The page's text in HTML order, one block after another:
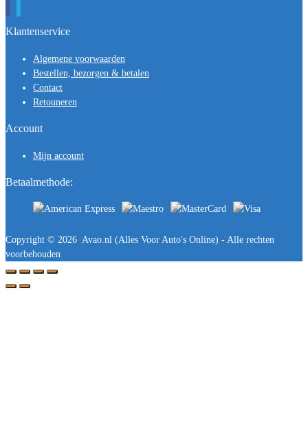
Klantenservice
Algemene voorwaarden
Bestellen, bezorgen & betalen
Contact
Retouneren
Account
Mijn account
Betaalmethode:
Copyright © 2026 Avao.nl (Alles Voor Auto's Online) - Alle rechten
voorbehouden